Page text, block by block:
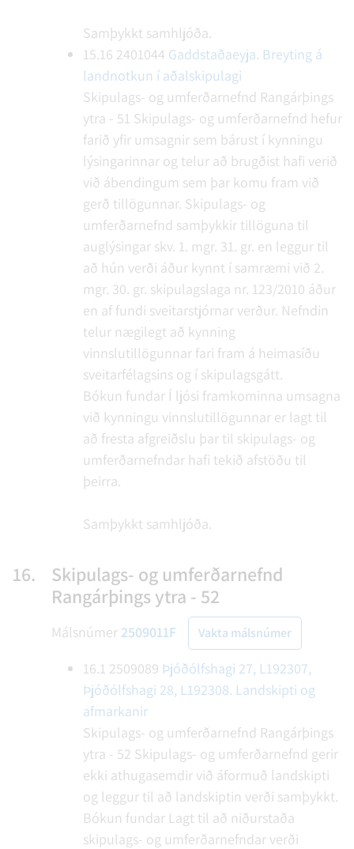
Samþykkt samhljóða.
15.16 2401044 Gaddstaðaeyja. Breyting á
landnotkun í aðalskipulagi
Skipulags- og umferðarnefnd Rangárþings
ytra - 51 Skipulags- og umferðarnefnd hefur
farið yfir umsagnir sem bárust í kynningu
lýsingarinnar og telur að brugðist hafi verið
við ábendingum sem þar komu fram við
gerð tillögunnar. Skipulags- og
umferðarnefnd samþykkir tillöguna til
auglýsingar skv. 1. mgr. 31. gr. en leggur til
að hún verði áður kynnt í samræmi við 2.
mgr. 30. gr. skipulagslaga nr. 123/2010 áður
en af fundi sveitarstjórnar verður. Nefndin
telur nægilegt að kynning
vinnslutillögunnar fari fram á heimasíðu
sveitarfélagsins og í skipulagsgátt.
Bókun fundar Í ljósi framkominna umsagna
við kynningu vinnslutillögunnar er lagt til
að fresta afgreiðslu þar til skipulags- og
umferðarnefndar hafi tekið afstöðu til
þeirra.
Samþykkt samhljóða.
16.
Skipulags- og umferðarnefnd
Rangárþings ytra - 52
Málsnúmer 2509011F Vakta málsnúmer
16.1 2509089 Þjóðólfshagi 27, L192307,
Þjóðólfshagi 28, L192308. Landskipti og
afmarkanir
Skipulags- og umferðarnefnd Rangárþings
ytra - 52 Skipulags- og umferðarnefnd gerir
ekki athugasemdir við áformuð landskipti
og leggur til að landskiptin verði samþykkt.
Bókun fundar Lagt til að niðurstaða
skipulags- og umferðarnefndar verði